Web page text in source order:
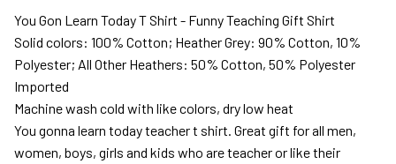
You Gon Learn Today T Shirt - Funny Teaching Gift Shirt
Solid colors: 100% Cotton; Heather Grey: 90% Cotton, 10%
Polyester; All Other Heathers: 50% Cotton, 50% Polyester
Imported
Machine wash cold with like colors, dry low heat
You gonna learn today teacher t shirt. Great gift for all men,
women, boys, girls and kids who are teacher or like their